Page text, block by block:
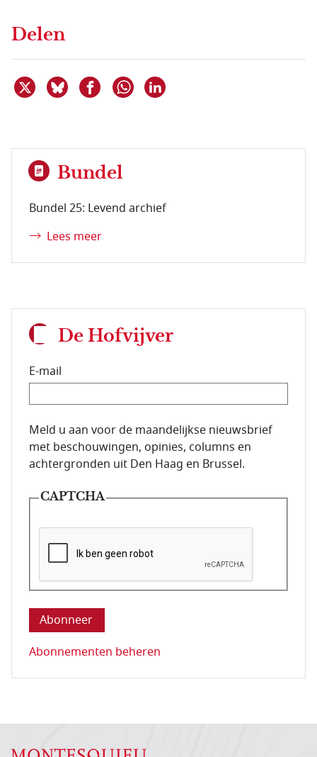
Delen
Deel dit item op X
Deel dit item op Bluesky
Deel dit item op Facebook
Delen via WhatsApp
Bundel
Bundel 25: Levend archief
Lees meer
De Hofvijver
E-mail
E-mailadres van de abonnee.
Meld u aan voor de maandelijkse nieuwsbrief
met beschouwingen, opinies, columns en
achtergronden uit Den Haag en Brussel.
CAPTCHA
Deze vraag is om te controleren dat u een mens
Abonnementen beheren